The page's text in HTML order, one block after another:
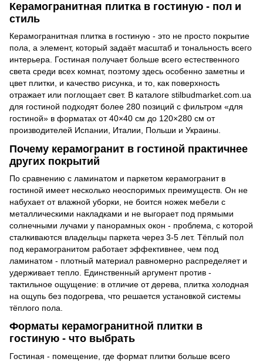
Керамогранитная плитка в гостиную - пол и
стиль
Керамогранитная плитка в гостиную - это не просто покрытие
пола, а элемент, который задаёт масштаб и тональность всего
интерьера. Гостиная получает больше всего естественного
света среди всех комнат, поэтому здесь особенно заметны и
цвет плитки, и качество рисунка, и то, как поверхность
отражает или поглощает свет. В каталоге stilbudmarket.com.ua
для гостиной подходят более 280 позиций с фильтром «для
гостиной» в форматах от 40×40 см до 120×280 см от
производителей Испании, Италии, Польши и Украины.
Почему керамогранит в гостиной практичнее
других покрытий
По сравнению с ламинатом и паркетом керамогранит в
гостиной имеет несколько неоспоримых преимуществ. Он не
набухает от влажной уборки, не боится ножек мебели с
металлическими накладками и не выгорает под прямыми
солнечными лучами у панорамных окон - проблема, с которой
сталкиваются владельцы паркета через 3-5 лет. Тёплый пол
под керамогранитом работает эффективнее, чем под
ламинатом - плотный материал равномерно распределяет и
удерживает тепло. Единственный аргумент против -
тактильное ощущение: в отличие от дерева, плитка холодная
на ощупь без подогрева, что решается установкой системы
тёплого пола.
Форматы керамогранитной плитки в
гостиную - что выбрать
Гостиная - помещение, где формат плитки больше всего